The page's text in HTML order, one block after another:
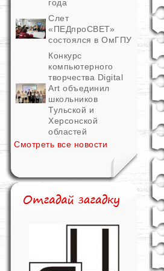
года
Слет
«ПЕДпроСВЕТ»
состоялся в ОмГПУ
Конкурс
компьютерного
творчества Digital
Art объединил
школьников
Тульской и
Херсонской
областей
Смотреть все новости